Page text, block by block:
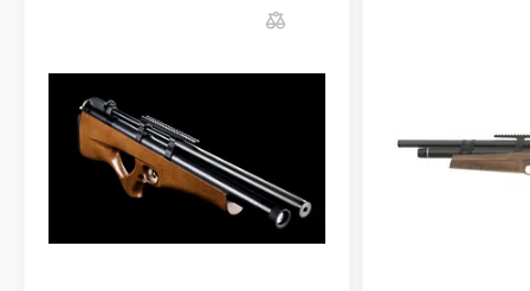
Iron sights
Mounting rail
Cartridge volume 490 cm3